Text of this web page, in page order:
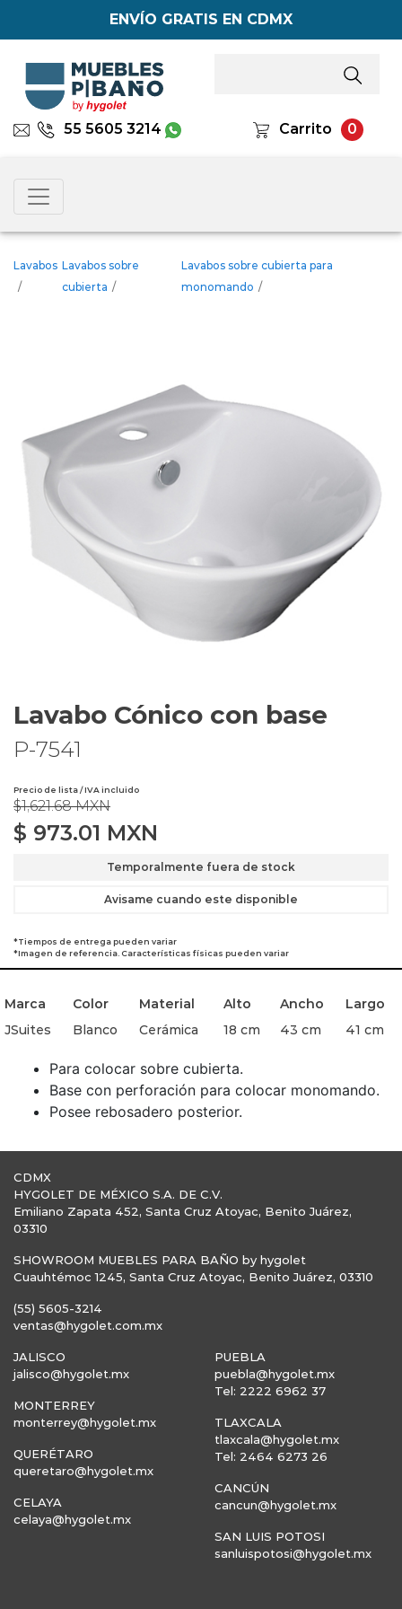
ENVÍO GRATIS EN CDMX
55 5605 3214 Carrito 0
Lavabos
/
Lavabos sobre
cubierta /
Lavabos sobre cubierta para
monomando /
Lavabo Cónico con base
P-7541
Precio de lista / IVA incluido
$1,621.68 MXN
$ 973.01 MXN
Temporalmente fuera de stock
Avisame cuando este disponible
*Tiempos de entrega pueden variar
*Imagen de referencia. Características físicas pueden variar
Marca Color Material Alto Ancho
Largo
JSuites
Blanco Cerámica 18 cm 43 cm 41 cm
Para colocar sobre cubierta.
Base con perforación para colocar monomando.
Posee rebosadero posterior.
CDMX
HYGOLET DE MÉXICO S.A. DE C.V.
Emiliano Zapata 452, Santa Cruz Atoyac, Benito Juárez,
03310
SHOWROOM MUEBLES PARA BAÑO by hygolet
Cuauhtémoc 1245, Santa Cruz Atoyac, Benito Juárez, 03310
(55) 5605-3214
ventas@hygolet.com.mx
JALISCO
jalisco@hygolet.mx
MONTERREY
monterrey@hygolet.mx
QUERÉTARO
queretaro@hygolet.mx
CELAYA
celaya@hygolet.mx
PUEBLA
puebla@hygolet.mx
Tel: 2222 6962 37
TLAXCALA
tlaxcala@hygolet.mx
Tel: 2464 6273 26
CANCÚN
cancun@hygolet.mx
SAN LUIS POTOSI
sanluispotosi@hygolet.mx